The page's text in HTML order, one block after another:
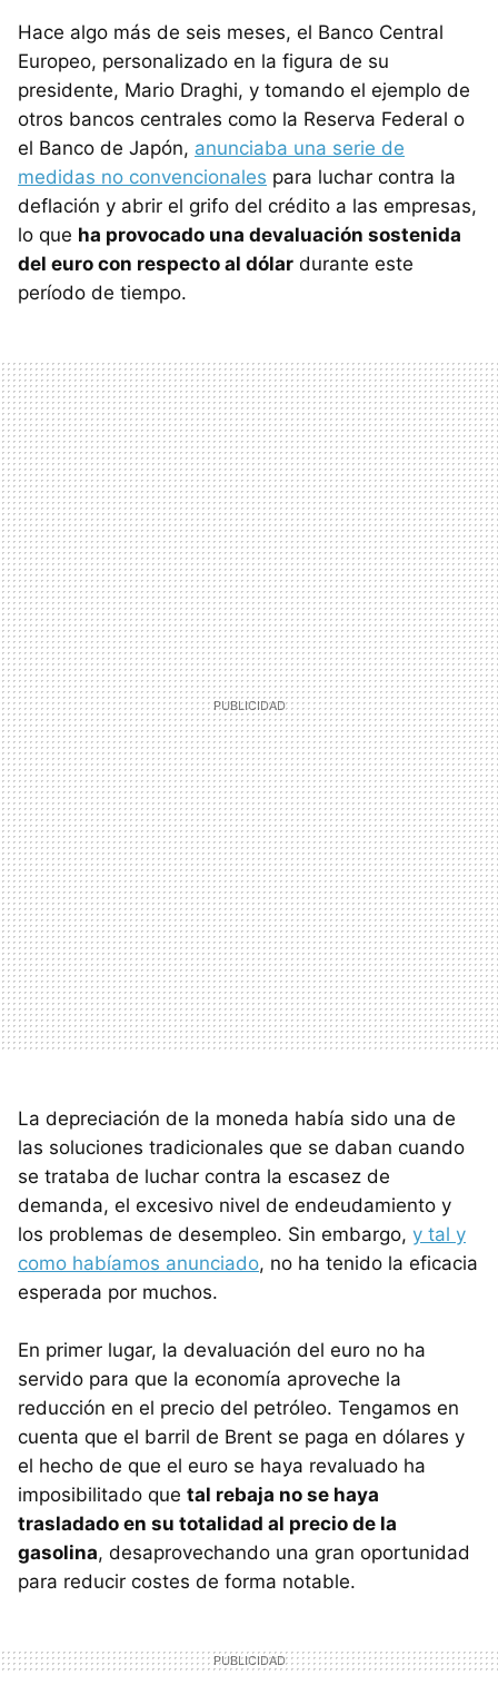
Hace algo más de seis meses, el Banco Central
Europeo, personalizado en la figura de su
presidente, Mario Draghi, y tomando el ejemplo de
otros bancos centrales como la Reserva Federal o
el Banco de Japón, anunciaba una serie de
medidas no convencionales para luchar contra la
deflación y abrir el grifo del crédito a las empresas,
lo que ha provocado una devaluación sostenida
del euro con respecto al dólar durante este
período de tiempo.
La depreciación de la moneda había sido una de
las soluciones tradicionales que se daban cuando
se trataba de luchar contra la escasez de
demanda, el excesivo nivel de endeudamiento y
los problemas de desempleo. Sin embargo, y tal y
como habíamos anunciado, no ha tenido la eficacia
esperada por muchos.
En primer lugar, la devaluación del euro no ha
servido para que la economía aproveche la
reducción en el precio del petróleo. Tengamos en
cuenta que el barril de Brent se paga en dólares y
el hecho de que el euro se haya revaluado ha
imposibilitado que tal rebaja no se haya
trasladado en su totalidad al precio de la
gasolina, desaprovechando una gran oportunidad
para reducir costes de forma notable.